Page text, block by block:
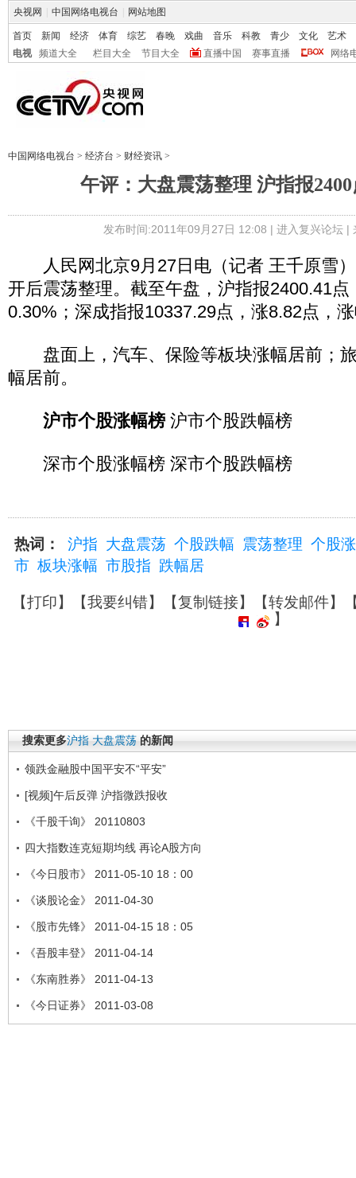
央视网 中国网络电视台 网站地图
首页 新闻 经济 体育 综艺 春晚 戏曲 音乐 科教 青少 文化
艺术
电视
频道大全 栏目大全 节目大全 直播中国 赛事直播 网络
中国网络电视台 > 经济台 > 财经资讯 >
午评：大盘震荡整理 沪指报
发布时间:2011年09月27日 12:08 | 进入复兴论坛|
人民网北京9月27日电（记者 王千原雪）
开后震荡整理。截至午盘，沪指报2400.41
0.30%；深成指报10337.29点，涨8.82点，
盘面上，汽车、保险等板块涨幅居前；
幅居前。
沪市个股涨幅榜沪市个股跌幅榜
深市个股涨幅榜 深市个股跌幅榜
热词： 沪指 大盘震荡 个股跌幅 震荡整理 个股
市 板块涨幅 市股指 跌幅居
【打印】【我要纠错】【复制链接】【转发邮件】
】
搜索更多沪指 大盘震荡 的新闻
领跌金融股中国平安不“平安”
[视频]午后反弹 沪指微跌报收
《千股千询》 20110803
四大指数连克短期均线 再论A股方向
《今日股市》 2011-05-10 18：00
《谈股论金》 2011-04-30
《股市先锋》 2011-04-15 18：05
《吾股丰登》 2011-04-14
《东南胜券》 2011-04-13
《今日证券》 2011-03-08